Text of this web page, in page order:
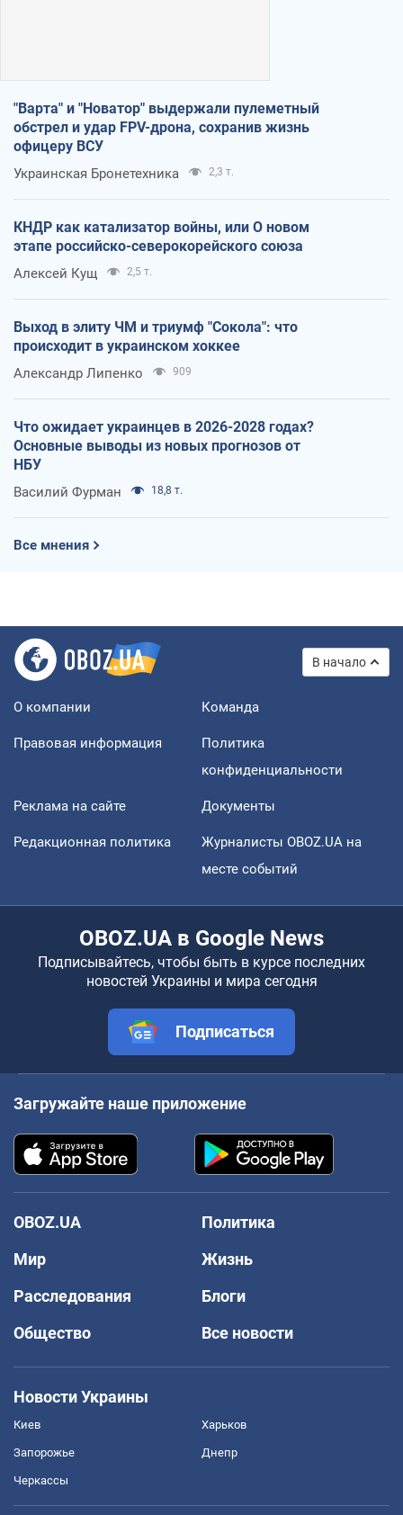
"Варта" и "Новатор" выдержали пулеметный
обстрел и удар FPV-дрона, сохранив жизнь
офицеру ВСУ
Украинская Бронетехника 2,3 т.
КНДР как катализатор войны, или О новом
этапе российско-северокорейского союза
Алексей Кущ 2,5 т.
Выход в элиту ЧМ и триумф "Сокола": что
происходит в украинском хоккее
Александр Липенко 909
Что ожидает украинцев в 2026-2028 годах?
Основные выводы из новых прогнозов от
НБУ
Василий Фурман 18,8 т.
Все мнения
В начало
О компании Команда
Правовая информация
Политика
конфиденциальности
Реклама на сайте Документы
Редакционная политика
Журналисты OBOZ.UA на
месте событий
OBOZ.UA в Google News
Подписывайтесь, чтобы быть в курсе последних
новостей Украины и мира сегодня
Подписаться
Загружайте наше приложение
OBOZ.UA
Политика
Мир
Жизнь
Расследования
Блоги
Общество
Все новости
Новости Украины
Киев Харьков
Запорожье Днепр
Черкассы